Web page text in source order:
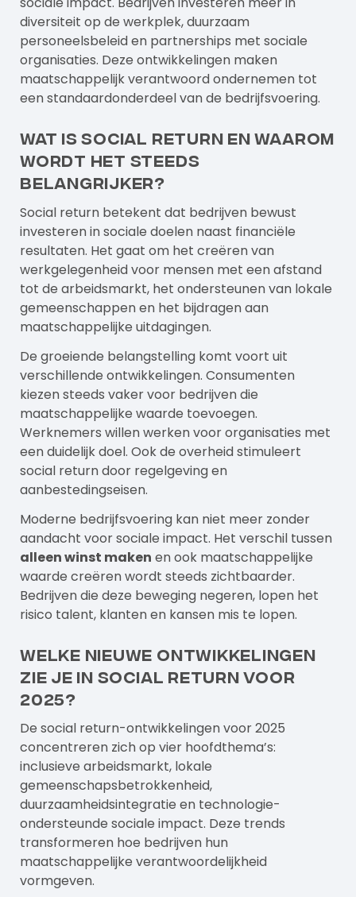
diversiteit op de werkplek, duurzaam
personeelsbeleid en partnerships met sociale
organisaties. Deze ontwikkelingen maken
maatschappelijk verantwoord ondernemen tot
een standaardonderdeel van de bedrijfsvoering.
Wat is social return en waarom
wordt het steeds
belangrijker?
Social return betekent dat bedrijven bewust
investeren in sociale doelen naast financiële
resultaten. Het gaat om het creëren van
werkgelegenheid voor mensen met een afstand
tot de arbeidsmarkt, het ondersteunen van lokale
gemeenschappen en het bijdragen aan
maatschappelijke uitdagingen.
De groeiende belangstelling komt voort uit
verschillende ontwikkelingen. Consumenten
kiezen steeds vaker voor bedrijven die
maatschappelijke waarde toevoegen.
Werknemers willen werken voor organisaties met
een duidelijk doel. Ook de overheid stimuleert
social return door regelgeving en
aanbestedingseisen.
Moderne bedrijfsvoering kan niet meer zonder
aandacht voor sociale impact. Het verschil tussen
alleen winst maken en ook maatschappelijke
waarde creëren wordt steeds zichtbaarder.
Bedrijven die deze beweging negeren, lopen het
risico talent, klanten en kansen mis te lopen.
Welke nieuwe ontwikkelingen
zie je in social return voor
2025?
De social return-ontwikkelingen voor 2025
concentreren zich op vier hoofdthema’s:
inclusieve arbeidsmarkt, lokale
gemeenschapsbetrokkenheid,
duurzaamheidsintegratie en technologie-
ondersteunde sociale impact. Deze trends
transformeren hoe bedrijven hun
maatschappelijke verantwoordelijkheid
vormgeven.